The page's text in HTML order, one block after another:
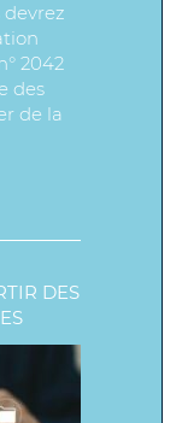
2042
des
de la
DES